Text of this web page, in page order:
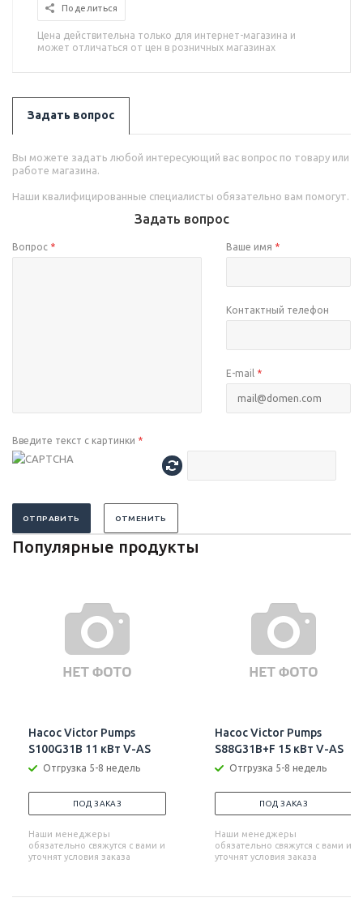
Поделиться
Цена действительна только для интернет-магазина и
может отличаться от цен в розничных магазинах
Задать вопрос
Вы можете задать любой интересующий вас вопрос по товару или
работе магазина.
Наши квалифицированные специалисты обязательно вам помогут.
Задать вопрос
Вопрос * Ваше имя *
Контактный телефон
E-mail *
Введите текст с картинки *
ОТПРАВИТЬ ОТМЕНИТЬ
Популярные продукты
Насос Victor Pumps
S100G31B 11 кВт V-AS
Отгрузка 5-8 недель
ПОД ЗАКАЗ
Наши менеджеры
обязательно свяжутся с вами и
уточнят условия заказа
Насос Victor Pumps
S88G31B+F 15 кВт V-AS
Отгрузка 5-8 недель
ПОД ЗАКАЗ
Наши менеджеры
обязательно свяжутся с вами и
уточнят условия заказа